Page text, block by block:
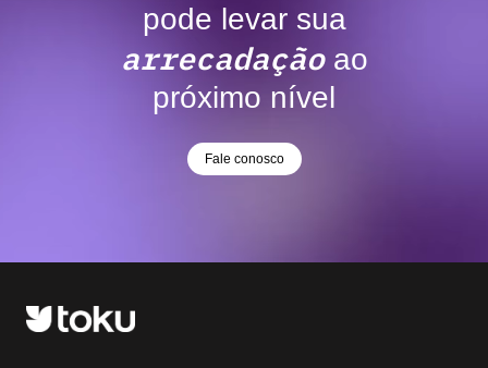
pode levar sua
arrecadaçãoao
próximo nível
Fale conosco